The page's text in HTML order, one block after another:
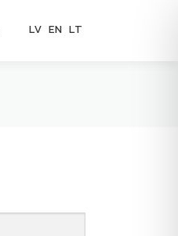
LV EN LT